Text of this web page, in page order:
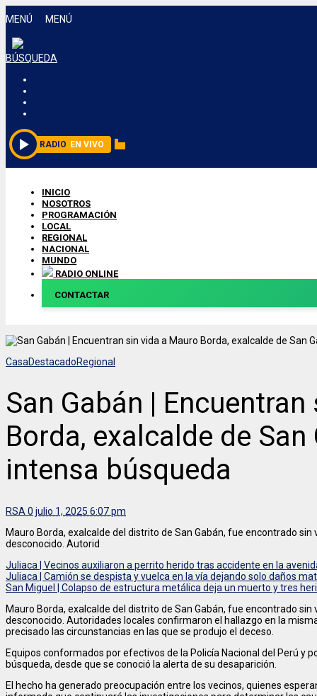
MENÚ MENÚ
BÚSQUEDA
RADIO EN VIVO
INICIO
NOSOTROS
PROGRAMACIÓN
LOCAL
REGIONAL
NACIONAL
MUNDO
RADIO ONLINE
CONTACTAR
CasaDestacadoRegional
San Gabán |
Borda, exalcalde de
intensa búsqueda
RSA 0 julio 1, 2025 6:07 pm
Mauro Borda, exalcalde del distrito de San Gabán, fue encontrado
desconocido. Autorid
Juliaca | Vecinos auxiliaron a perrito herido tras accidente en la
Juliaca | Camión se despista y vuelca en la vía dejando solo daños
San Miguel | Colapso de estructura metálica deja un muerto y tres
Mauro Borda, exalcalde del distrito de San Gabán, fue encontrado
desconocido. Autoridades locales confirmaron el hallazgo en la
precisado las circunstancias en las que se produjo el deceso.
Equipos conformados por efectivos de la Policía Nacional del Perú y
búsqueda, desde que se conoció la alerta de su desaparición.
El hecho ha generado preocupación entre los vecinos, quienes